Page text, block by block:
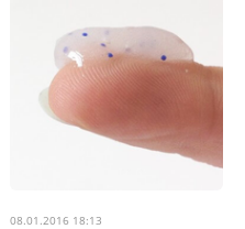
08.01.2016 18:13